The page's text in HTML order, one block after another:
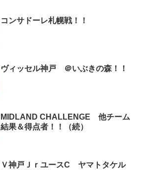
コンサドーレ札幌戦！！
ヴィッセル神戸 ＠いぶきの森！！
MIDLAND CHALLENGE 他チーム
結果＆得点者！！（続）
Ｖ神戸ＪｒユースC ヤマトタケル